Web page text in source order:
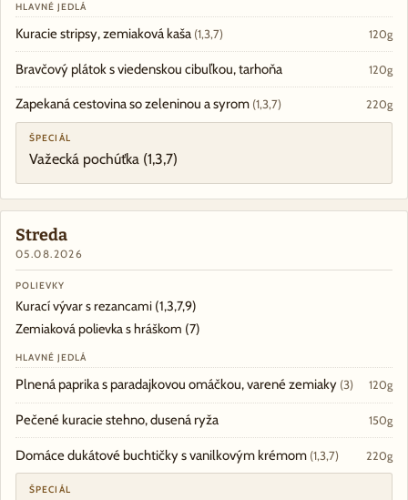
HLAVNÉ JEDLÁ
Kuracie stripsy, zemiaková kaša (1,3,7) 120g
Bravčový plátok s viedenskou cibuľkou, tarhoňa 120g
Zapekaná cestovina so zeleninou a syrom (1,3,7) 220g
ŠPECIÁL
Važecká pochúťka (1,3,7)
Streda
05.08.2026
POLIEVKY
Kurací vývar s rezancami (1,3,7,9)
Zemiaková polievka s hráškom (7)
HLAVNÉ JEDLÁ
Plnená paprika s paradajkovou omáčkou, varené zemiaky (3) 120g
Pečené kuracie stehno, dusená ryža 150g
Domáce dukátové buchtičky s vanilkovým krémom (1,3,7) 220g
ŠPECIÁL